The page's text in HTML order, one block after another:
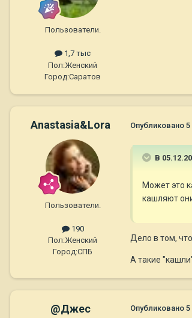
Пользователи.
1,7 тыс
Пол:Женский
Город:Cаратов
Anastasia&Lora
Пользователи.
190
Пол:Женский
Город:СПБ
Опубликовано 5
В
Может это
кашляют
Дело в том,
А такие
@Джес Опубликовано 5